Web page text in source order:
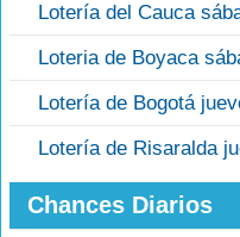
Lotería del Cauca
Loteria de Boyaca
Lotería de Bogotá
Lotería de Risaralda
Chances Diarios